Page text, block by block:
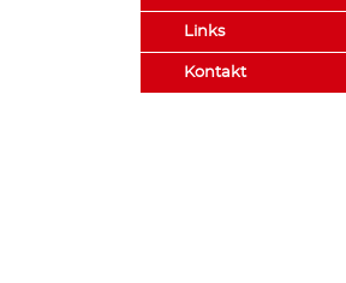
Links
Kontakt